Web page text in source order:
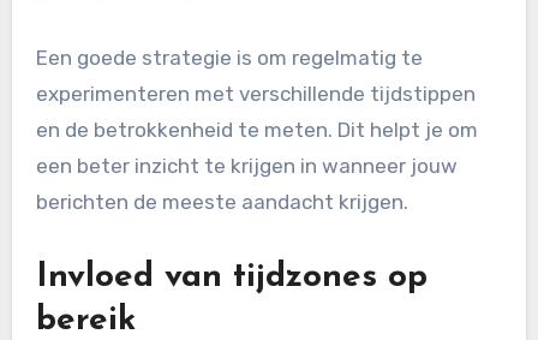
Een goede strategie is om regelmatig te
experimenteren met verschillende tijdstippen
en de betrokkenheid te meten. Dit helpt je om
een beter inzicht te krijgen in wanneer jouw
berichten de meeste aandacht krijgen.
Invloed van tijdzones op
bereik